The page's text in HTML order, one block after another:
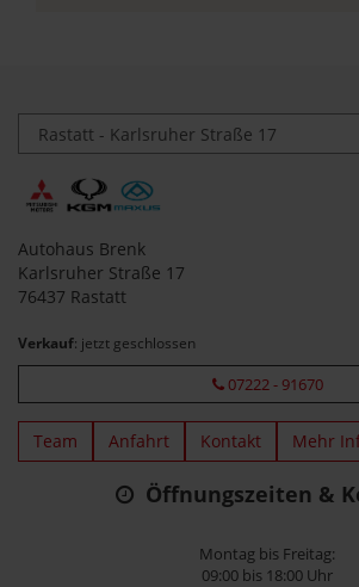
Autohaus Brenk
Karlsruher Straße 17
76437 Rastatt
Verkauf: jetzt geschlossen
07222 - 91670
Team Anfahrt Kontakt Mehr
Öffnungszeiten &
Montag bis Freitag:
09:00 bis 18:00 Uhr